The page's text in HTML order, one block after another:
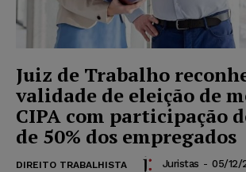
Juiz de Trabalho
validade de eleição de
CIPA com participação
de 50% dos empregados
DIREITO TRABALHISTA Juristas - 05/12/